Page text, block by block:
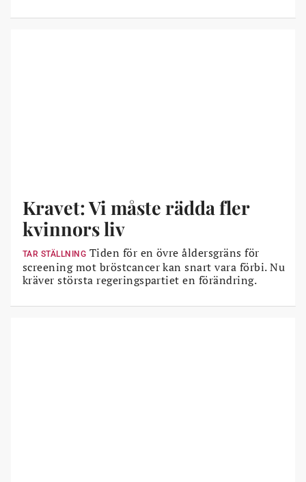
Kravet: Vi måste rädda fler
kvinnors liv
TAR STÄLLNING Tiden för en övre åldersgräns för
screening mot bröstcancer kan snart vara förbi. Nu
kräver största regeringspartiet en förändring.